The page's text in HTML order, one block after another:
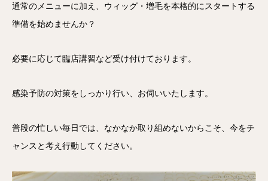
通常のメニューに加え、ウィッグ・増毛を本格的にスタートする
準備を始めませんか？
必要に応じて臨店講習など受け付けております。
感染予防の対策をしっかり行い、お伺いいたします。
普段の忙しい毎日では、なかなか取り組めないからこそ、今をチ
ャンスと考え行動してください。